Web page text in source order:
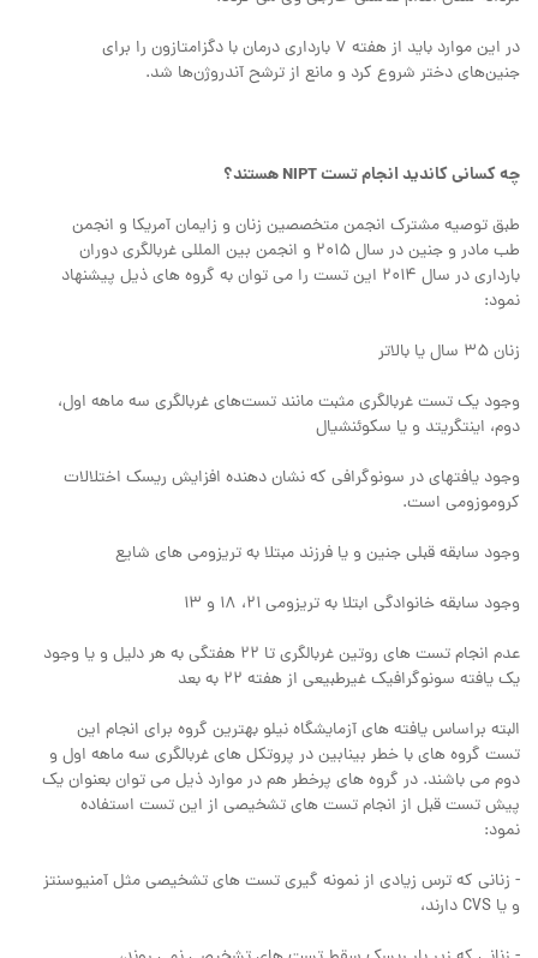
در این موارد باید از هفته 7 بارداری درمان با دگزامتازون را برای
جنین‌های دختر شروع کرد و مانع از ترشح آندروژن‌ها شد.
چه کسانی کاندید انجام تست NIPT هستند؟
طبق توصیه مشترک انجمن متخصصین زنان و زایمان آمریکا و انجمن
طب مادر و جنین در سال 2015 و انجمن بین المللی غربالگری دوران
بارداری در سال 2014 این تست را می توان به گروه های ذیل پیشنهاد
نمود:
زنان 35 سال یا بالاتر
وجود یک تست غربالگری مثبت مانند تست‌های غربالگری سه ماهه اول،
دوم، اینتگریتد و یا سکوئنشیال
وجود یافتهای در سونوگرافی که نشان دهنده افزایش ریسک اختلالات
کروموزومی است.
وجود سابقه قبلی جنین و یا فرزند مبتلا به تریزومی‌ های شایع
وجود سابقه خانوادگی ابتلا به تریزومی 21، 18 و 13
عدم انجام تست های روتین غربالگری تا 22 هفتگی به هر دلیل و یا وجود
یک یافته سونوگرافیک غیرطبیعی از هفته 22 به بعد
البته براساس یافته های آزمایشگاه نیلو بهترین گروه برای انجام این
تست گروه های با خطر بینابین در پروتکل های غربالگری سه ماهه اول و
دوم می باشند. در گروه های پرخطر هم در موارد ذیل می توان بعنوان یک
پیش تست قبل از انجام تست های تشخیصی از این تست استفاده
نمود:
- زنانی که ترس زیادی از نمونه گیری تست های تشخیصی مثل آمنیوسنتز
و یا CVS دارند،